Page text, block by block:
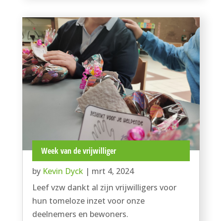
Week van de vrijwilliger
by Kevin Dyck| mrt 4, 2024
Leef vzw dankt al zijn vrijwilligers voor
hun tomeloze inzet voor onze
deelnemers en bewoners.